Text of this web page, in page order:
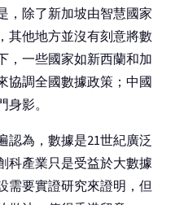
，除了新加坡由智慧國家
其他地方並沒有刻意將數
，一些國家如新西蘭和加
協調全國數據政策；中國
影。
認為，數據是21世紀廣泛
科產業只是受益於大數據
需要實證研究來證明，但